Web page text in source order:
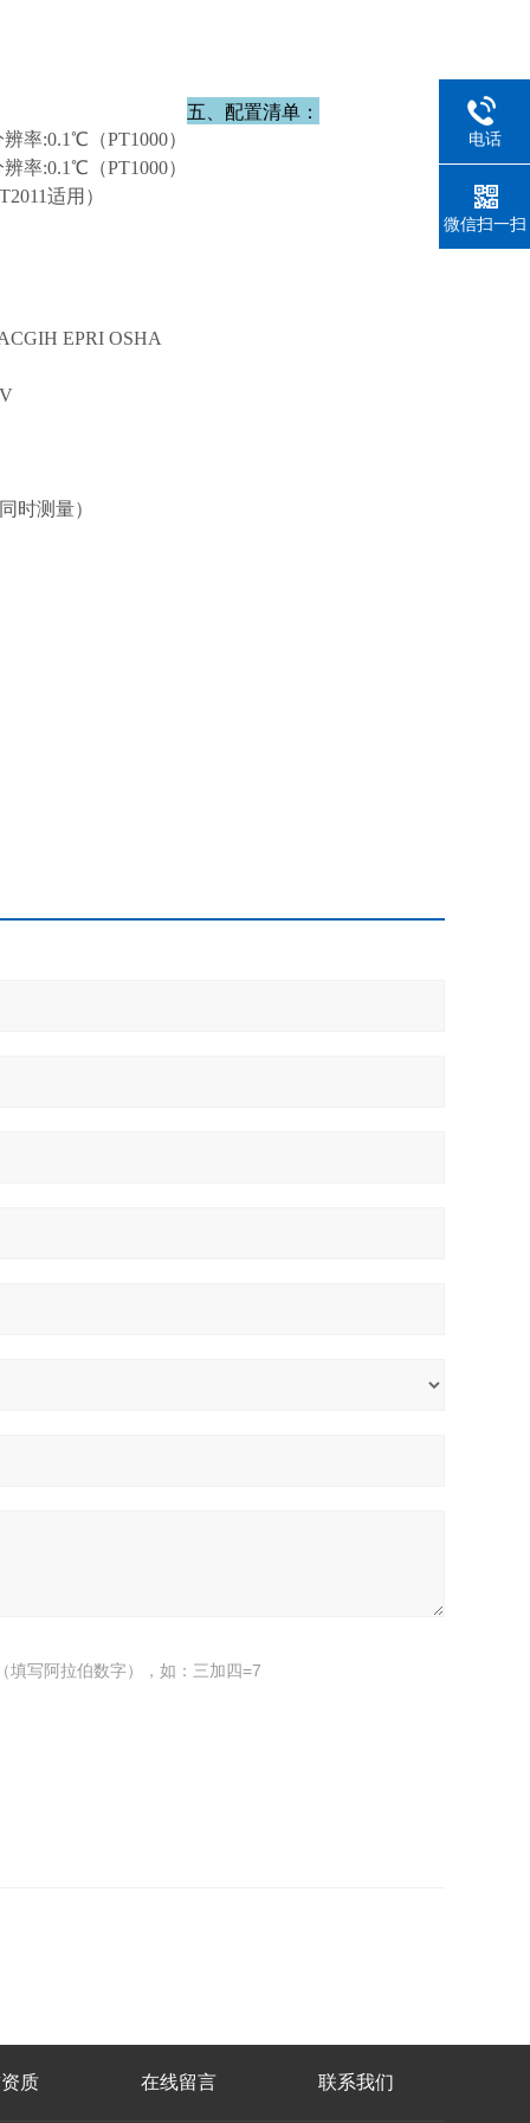
率:0.1℃（PT1000）
率:0.1℃（PT1000）
适用）
EPRI OSHA
时测量）
五、配置清单：
填写阿拉伯数字），如：三加四=7
质 在线留言 联系我们
电话
微信扫一扫